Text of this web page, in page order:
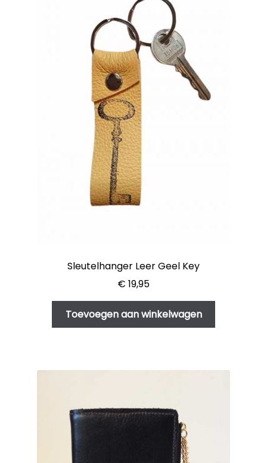
Sleutelhanger Leer Geel Key
€ 19,95
Toevoegen aan winkelwagen